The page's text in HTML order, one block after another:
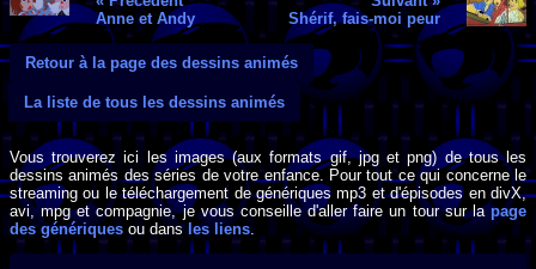
Anne et Andy
Shérif, fais-moi peur
Retour à la page des dessins animés
La liste de tous les dessins animés
Vous trouverez ici les images (aux formats gif, jpg et png) de tous les
dessins animés des séries de votre enfance. Pour tout ce qui concerne le
streaming ou le téléchargement de génériques mp3 et d'épisodes en divX,
avi, mpg et compagnie, je vous conseille d'aller faire un tour sur la page
des génériques ou dansles liens